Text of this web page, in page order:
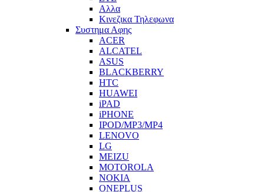
Αλλα
Κινεζικα Τηλεφωνα
Συστημα Αφης
ACER
ALCATEL
ASUS
BLACKBERRY
HTC
HUAWEI
iPAD
iPHONE
IPOD/MP3/MP4
LENOVO
LG
MEIZU
MOTOROLA
NOKIA
ONEPLUS